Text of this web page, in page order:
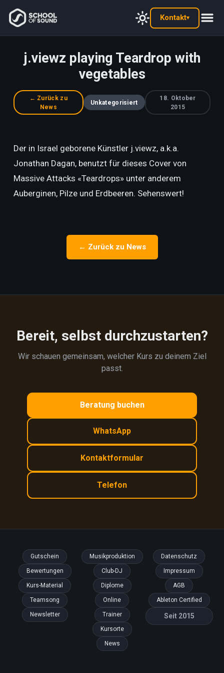
Kontakt▾
j.viewz playing Teardrop with
vegetables
← Zurück zu
News
Unkategorisiert
18. Oktober
2015
Der in Israel geborene Künstler j.viewz, a.k.a.
Jonathan Dagan, benutzt für dieses Cover von
Massive Attacks «Teardrops» unter anderem
Auberginen, Pilze und Erdbeeren. Sehenswert!
← Zurück zu News
Bereit, selbst durchzustarten?
Wir schauen gemeinsam, welcher Kurs zu deinem Ziel
passt.
Beratung buchen
WhatsApp
Kontaktformular
Telefon
Gutschein
Bewertungen
Kurs-Material
Teamsong
Newsletter
Musikproduktion
Club-DJ
Diplome
Online
Trainer
Kursorte
News
Datenschutz
Impressum
AGB
Ableton Certified
Seit 2015